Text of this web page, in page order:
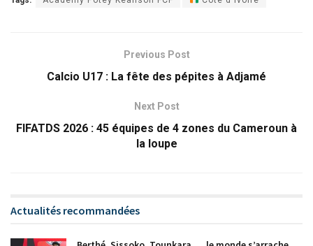
Previous Post
Calcio U17 : La fête des pépites à Adjamé
Next Post
FIFATDS 2026 : 45 équipes de 4 zones du Cameroun à
la loupe
Actualités recommandées